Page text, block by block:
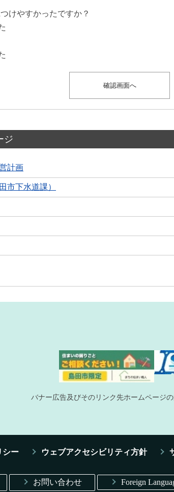
けやすかったですか？
ジ
計画
市下水道課）
バナー広告及びそのリンク先ホームページ
シー ウェブアクセシビリティ方針
お問い合わせ Foreign